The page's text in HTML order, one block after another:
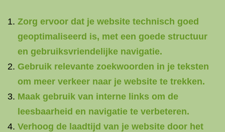
Zorg ervoor dat je website technisch goed
geoptimaliseerd is, met een goede structuur
en gebruiksvriendelijke navigatie.
Gebruik relevante zoekwoorden in je teksten
om meer verkeer naar je website te trekken.
Maak gebruik van interne links om de
leesbaarheid en navigatie te verbeteren.
Verhoog de laadtijd van je website door het